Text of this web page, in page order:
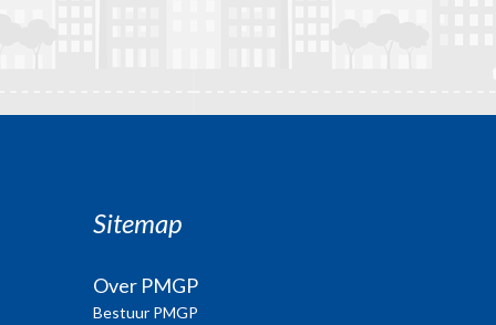
Sitemap
Over PMGP
Bestuur PMGP